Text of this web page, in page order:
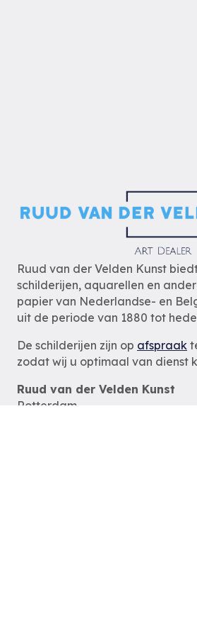
Ruud van der Velden Kunst
schilderijen, aquarellen en
papier van Nederlandse- en
uit de periode van 1880 tot
De schilderijen zijn op afspraak
zodat wij u optimaal van dienst
Ruud van der Velden Kunst
Rotterdam